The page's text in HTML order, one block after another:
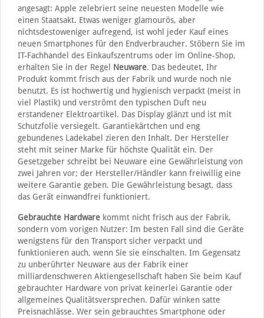
angesagt: Apple zelebriert seine neuesten Modelle wie
einen Staatsakt. Etwas weniger glamourös, aber
nichtsdestoweniger aufregend, ist wohl jeder Kauf eines
neuen Smartphones für den Endverbraucher. Stöbern Sie im
IT-Fachhandel des Einkaufszentrums oder im Online-Shop,
erhalten Sie in der Regel Neuware. Das bedeutet, Ihr
Produkt kommt frisch aus der Fabrik und wurde noch nie
benutzt. Es ist hochwertig und hygienisch verpackt (meist in
viel Plastik) und verströmt den typischen Duft neu
erstandener Elektroartikel. Das Display glänzt und ist mit
Schutzfolie versiegelt. Garantiekärtchen und eng
gebundenes Ladekabel zieren den Inhalt. Der Hersteller
steht mit seiner Marke für höchste Qualität ein. Der
Gesetzgeber schreibt bei Neuware eine Gewährleistung von
zwei Jahren vor; der Hersteller/Händler kann freiwillig eine
weitere Garantie geben. Die Gewährleistung besagt, dass
das Gerät einwandfrei funktioniert.
Gebrauchte Hardwarekommt nicht frisch aus der Fabrik,
sondern vom vorigen Nutzer: Im besten Fall sind die Geräte
wenigstens für den Transport sicher verpackt und
funktionieren auch, wenn Sie sie einschalten. Im Gegensatz
zu unberührter Neuware aus der Fabrik einer
milliardenschweren Aktiengesellschaft haben Sie beim Kauf
gebrauchter Hardware von privat keinerlei Garantie oder
allgemeines Qualitätsversprechen. Dafür winken satte
Preisnachlässe. Wer sein gebrauchtes Smartphone oder